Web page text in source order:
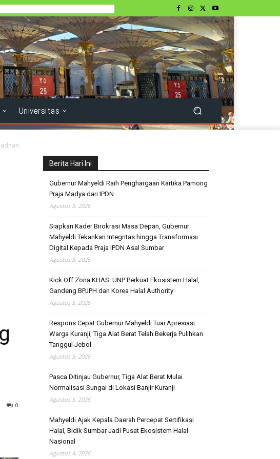
Universitas
0
Berita Hari Ini
Gubernur Mahyeldi Raih Penghargaan Kartika Pamong
Praja Madya dari IPDN
Agustus 5, 2026
Siapkan Kader Birokrasi Masa Depan, Gubernur
Mahyeldi Tekankan Integritas hingga Transformasi
Digital Kepada Praja IPDN Asal Sumbar
Agustus 5, 2026
Kick Off Zona KHAS: UNP Perkuat Ekosistem Halal,
Gandeng BPJPH dan Korea Halal Authority
Agustus 5, 2026
Respons Cepat Gubernur Mahyeldi Tuai Apresiasi
Warga Kuranji, Tiga Alat Berat Telah Bekerja Pulihkan
Tanggul Jebol
Agustus 5, 2026
Pasca Ditinjau Gubernur, Tiga Alat Berat Mulai
Normalisasi Sungai di Lokasi Banjir Kuranji
Agustus 5, 2026
Mahyeldi Ajak Kepala Daerah Percepat Sertifikasi
Halal, Bidik Sumbar Jadi Pusat Ekosistem Halal
Nasional
Agustus 4, 2026